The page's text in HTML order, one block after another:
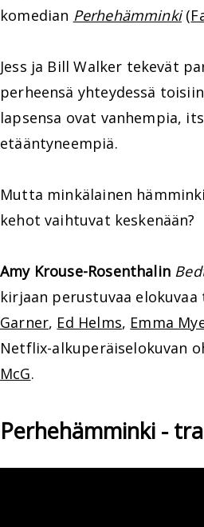
komedian Perhehämminki(
Jess ja Bill Walker tekevät
perheensä yhteydessä
lapsensa ovat vanhempia,
etääntyneempiä.
Mutta minkälainen
kehot vaihtuvat keskenään?
Amy Krouse-Rosenthalin
kirjaan perustuvaa
Garner, Ed Helms, Emma
Netflix-alkuperäiselokuvan
McG.
Perhehämminki -